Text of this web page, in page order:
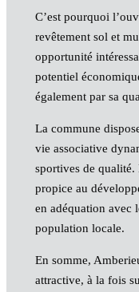
C’est pourquoi
revêtement sol et
opportunité
potentiel
également par sa
La commune
vie associative
sportives de
propice au
en adéquation avec
population locale.
En somme,
attractive, à la fois